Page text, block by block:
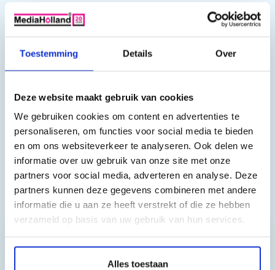
Toestemming Details Over
Deze website maakt gebruik van cookies
We gebruiken cookies om content en advertenties te
personaliseren, om functies voor social media te bieden
en om ons websiteverkeer te analyseren. Ook delen we
informatie over uw gebruik van onze site met onze
partners voor social media, adverteren en analyse. Deze
partners kunnen deze gegevens combineren met andere
informatie die u aan ze heeft verstrekt of die ze hebben
verzameld op basis van uw gebruik van hun services.
Alles toestaan
Capaciteit: 2300 pagina's
HP LaserJet Color Pro M252dwn, HP LaserJet Pro Pro MFP
Pro MFP M277dwn, HP LaserJet Color Pro M252dwn, HP
LaserJet Pro Pro MFP M277dwn
Toch nog een vraag?
Hebt u vragen bij het artikel?